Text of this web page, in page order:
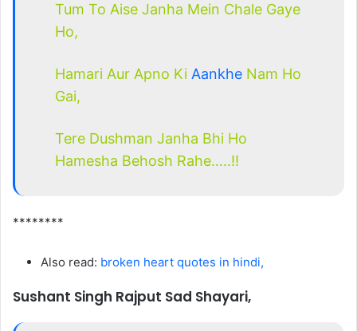
Tum To Aise Janha Mein Chale Gaye
Ho,
Hamari Aur Apno Ki Aankhe Nam Ho
Gai,
Tere Dushman Janha Bhi Ho
Hamesha Behosh Rahe…..!!
********
Also read: broken heart quotes in hindi,
Sushant Singh Rajput Sad Shayari,